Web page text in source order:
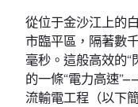
從位于金沙江上的
市臨平區，隔著數
毫秒。這般高效的“
的一條“電力高速
流輸電工程（以下